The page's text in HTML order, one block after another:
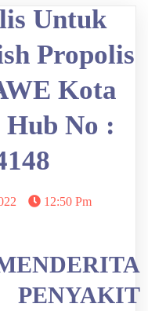
Untuk
Propolis
Kota
Hub No :
12:50 Pm